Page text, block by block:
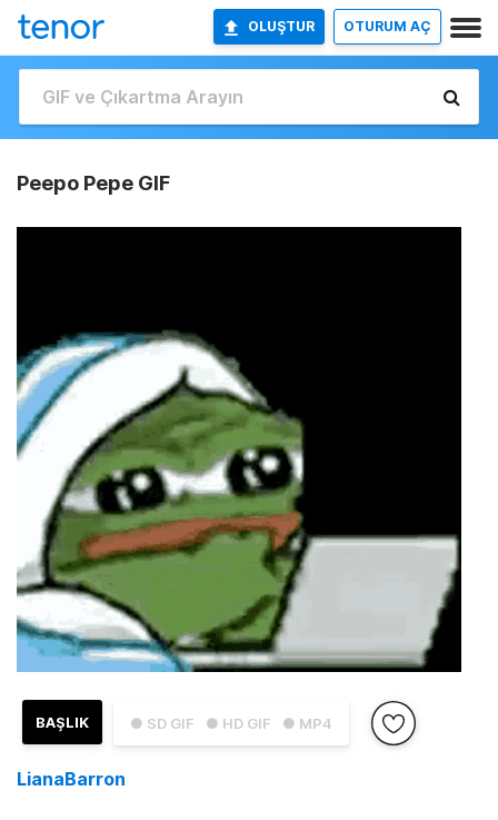
OLUŞTUR OTURUM AÇ
Peepo Pepe GIF
● SD GIF ● HD GIF ● MP4
BAŞLIK
LianaBarron